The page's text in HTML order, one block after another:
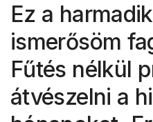
Ez a
ismerősöm
Fűtés nélkül
átvészelni a